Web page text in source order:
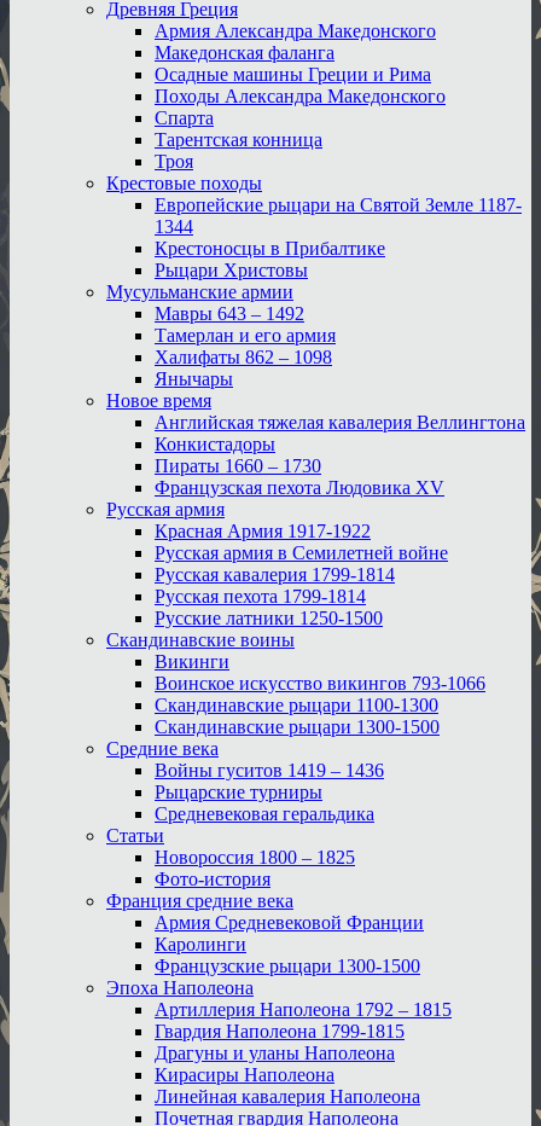
Древняя Греция
Армия Александра Македонского
Македонская фаланга
Осадные машины Греции и Рима
Походы Александра Македонского
Спарта
Тарентская конница
Троя
Крестовые походы
Европейские рыцари на Святой Земле 1187-
1344
Крестоносцы в Прибалтике
Рыцари Христовы
Мусульманские армии
Мавры 643 – 1492
Тамерлан и его армия
Халифаты 862 – 1098
Янычары
Новое время
Английская тяжелая кавалерия Веллингтона
Конкистадоры
Пираты 1660 – 1730
Французская пехота Людовика XV
Русская армия
Красная Армия 1917-1922
Русская армия в Семилетней войне
Русская кавалерия 1799-1814
Русская пехота 1799-1814
Русские латники 1250-1500
Скандинавские воины
Викинги
Воинское искусство викингов 793-1066
Скандинавские рыцари 1100-1300
Скандинавские рыцари 1300-1500
Средние века
Войны гуситов 1419 – 1436
Рыцарские турниры
Средневековая геральдика
Статьи
Новороссия 1800 – 1825
Фото-история
Франция средние века
Армия Средневековой Франции
Каролинги
Французские рыцари 1300-1500
Эпоха Наполеона
Артиллерия Наполеона 1792 – 1815
Гвардия Наполеона 1799-1815
Драгуны и уланы Наполеона
Кирасиры Наполеона
Линейная кавалерия Наполеона
Почетная гвардия Наполеона